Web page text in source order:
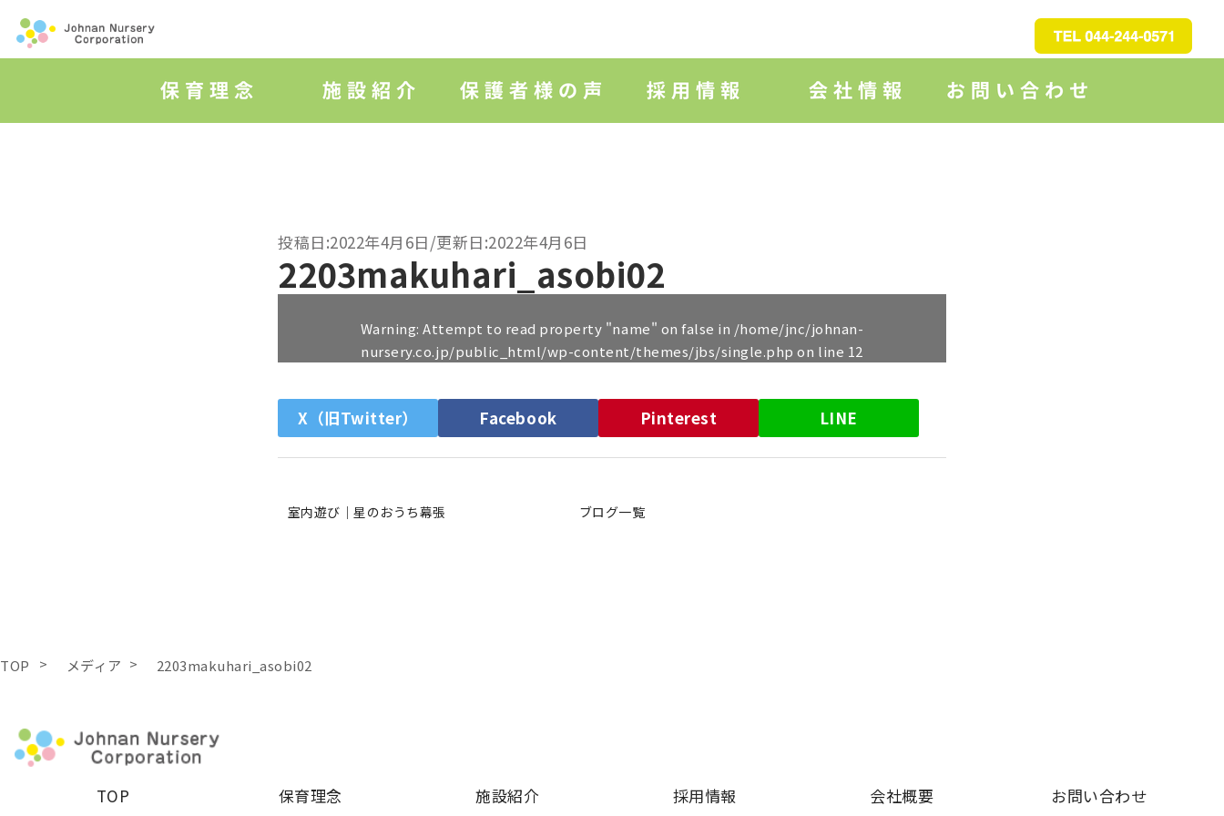
投稿日:2022年4月6日/更新日:2022年4月6日
2203makuhari_asobi02
Warning: Attempt to read property "name" on false in /home/jnc/johnan-
nursery.co.jp/public_html/wp-content/themes/jbs/single.php on line 12
X（旧Twitter） Facebook Pinterest LINE
室内遊び｜星のおうち幕張 ブログ一覧
TOP メディア 2203makuhari_asobi02
TOP 保育理念 施設紹介 採用情報 会社概要 お問い合わせ